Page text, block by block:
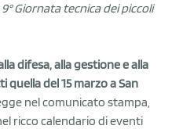
Giornata tecnica dei piccoli
difesa, alla gestione e alla
del 15 marzo a San
nel comunicato stampa,
ricco calendario di eventi